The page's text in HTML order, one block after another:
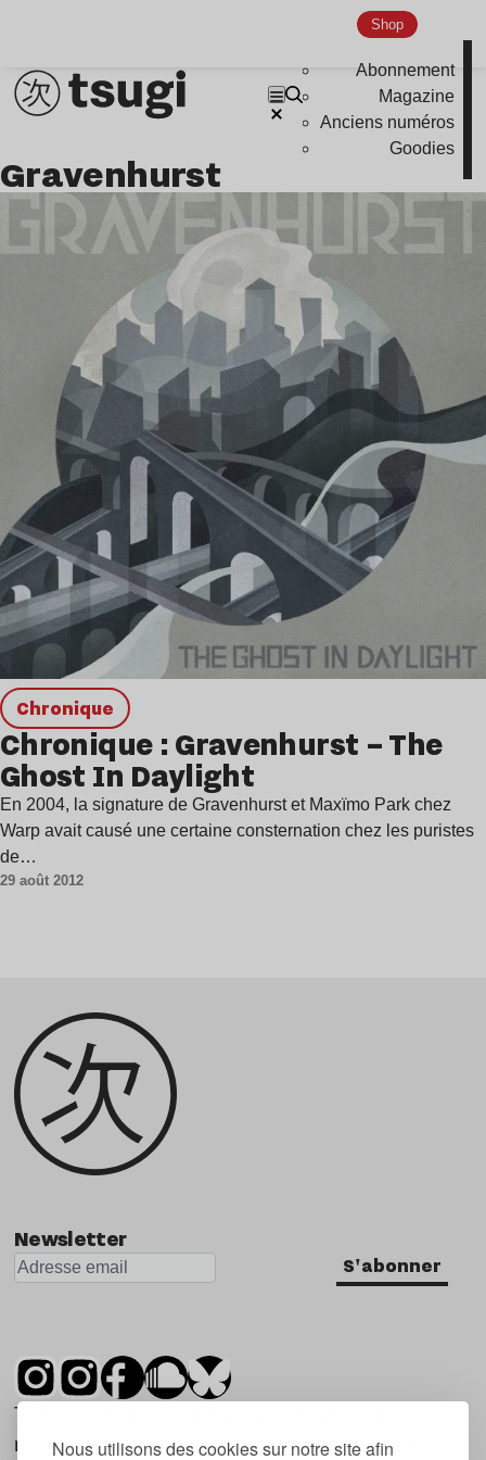
Nous utilisons des cookies sur notre site afin
Shop
Abonnement
Magazine
Anciens numéros
Goodies
Gravenhurst
chronique
Chronique : Gravenhurst – The
Ghost In Daylight
En 2004, la signature de Gravenhurst et Maxïmo Park chez
Warp avait causé une certaine consternation chez les puristes
de…
29 août 2012
Newsletter
S'abonner
Tsugi est un mensuel indépendant sur la
musique et les nouvelles tendances, dont la